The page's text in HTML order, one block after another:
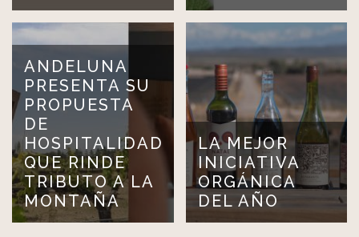
ANDELUNA
PRESENTA SU
PROPUESTA
DE
HOSPITALIDAD
QUE RINDE
TRIBUTO A LA
MONTAÑA
LA MEJOR
INICIATIVA
ORGÁNICA
DEL AÑO